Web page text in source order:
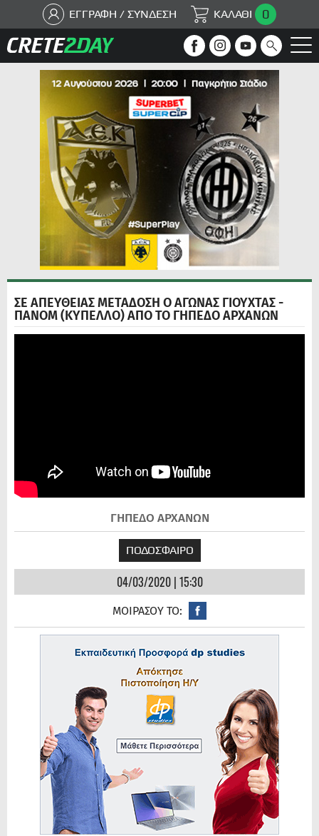
ΕΓΓΡΑΦΗ / ΣΥΝΔΕΣΗ ΚΑΛΑΘΙ 0
ΣΕ ΑΠΕΥΘΕΙΑΣ ΜΕΤΑΔΟΣΗ Ο ΑΓΩΝΑΣ ΓΙΟΥΧΤΑΣ -
ΠΑΝΟΜ (ΚΥΠΕΛΛΟ) ΑΠΟ ΤΟ ΓΗΠΕΔΟ ΑΡΧΑΝΩΝ
ΓΗΠΕΔΟ ΑΡΧΑΝΩΝ
ΠΟΔΟΣΦΑΙΡΟ
04/03/2020 | 15:30
ΜΟΙΡΑΣΟΥ ΤΟ: